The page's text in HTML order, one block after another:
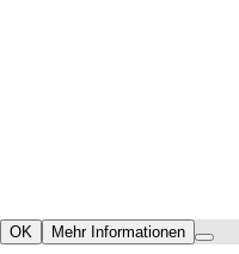
OK Mehr Informationen